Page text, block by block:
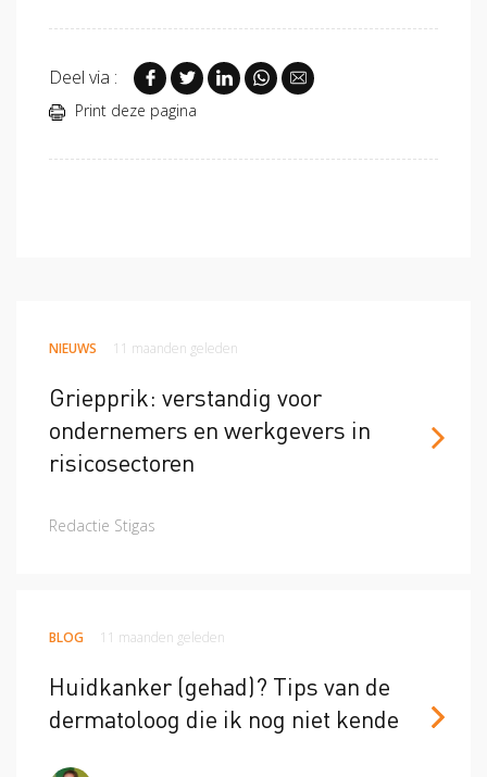
Deel via :
Print deze pagina
NIEUWS 11 maanden geleden
​​​​​​​Griepprik: verstandig voor
ondernemers en werkgevers in
risicosectoren
Redactie Stigas
BLOG 11 maanden geleden
Huidkanker (gehad)? Tips van de
dermatoloog die ik nog niet kende